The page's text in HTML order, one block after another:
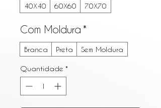
40X40 60X60 70X70
Com Moldura *
Branca Preta Sem Moldura
Quantidade *